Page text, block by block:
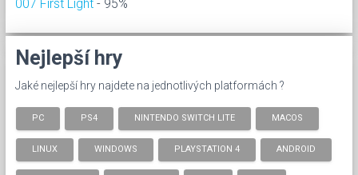
007 First Light - 95%
Nejlepší hry
Jaké nejlepší hry najdete na jednotlivých platformách ?
PC PS4 NINTENDO SWITCH LITE MACOS
LINUX WINDOWS PLAYSTATION 4 ANDROID